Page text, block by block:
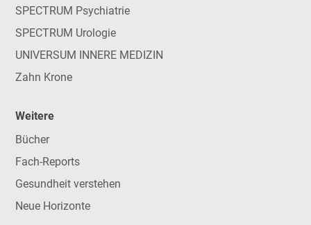
SPECTRUM Psychiatrie
SPECTRUM Urologie
UNIVERSUM INNERE MEDIZIN
Zahn Krone
Weitere
Bücher
Fach-Reports
Gesundheit verstehen
Neue Horizonte